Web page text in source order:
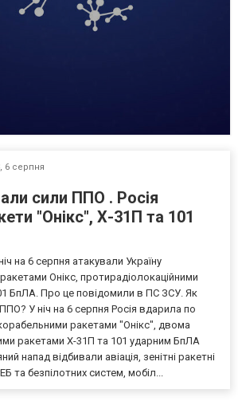
6 серпня
сили ППО . Росія
"Онікс", Х-31П та 101
на 6 серпня атакували Україну
Онікс, протирадіолокаційними
БпЛА. Про це повідомили в ПС ЗСУ. Як
У ніч на 6 серпня Росія вдарила по
ракетами "Онікс", двома
ракетами Х-31П та 101 ударним БпЛА
напад відбивали авіація, зенітні ракетні
та безпілотних систем, мобіл...